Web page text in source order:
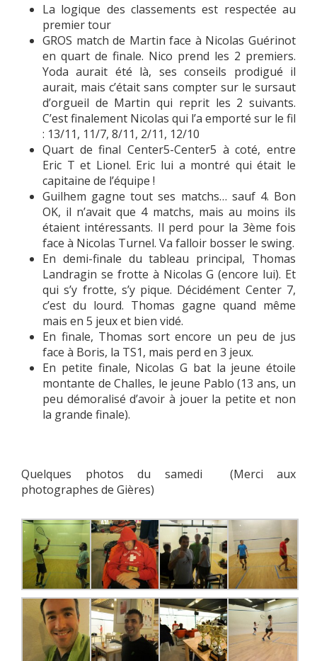
La logique des classements est respectée au
premier tour
GROS match de Martin face à Nicolas Guérinot
en quart de finale. Nico prend les 2 premiers.
Yoda aurait été là, ses conseils prodigué il
aurait, mais c’était sans compter sur le sursaut
d’orgueil de Martin qui reprit les 2 suivants.
C’est finalement Nicolas qui l’a emporté sur le fil
: 13/11, 11/7, 8/11, 2/11, 12/10
Quart de final Center5-Center5 à coté, entre
Eric T et Lionel. Eric lui a montré qui était le
capitaine de l’équipe !
Guilhem gagne tout ses matchs… sauf 4. Bon
OK, il n’avait que 4 matchs, mais au moins ils
étaient intéressants. Il perd pour la 3ème fois
face à Nicolas Turnel. Va falloir bosser le swing.
En demi-finale du tableau principal, Thomas
Landragin se frotte à Nicolas G (encore lui). Et
qui s’y frotte, s’y pique. Décidément Center 7,
c’est du lourd. Thomas gagne quand même
mais en 5 jeux et bien vidé.
En finale, Thomas sort encore un peu de jus
face à Boris, la TS1, mais perd en 3 jeux.
En petite finale, Nicolas G bat la jeune étoile
montante de Challes, le jeune Pablo (13 ans, un
peu démoralisé d’avoir à jouer la petite et non
la grande finale).
Quelques photos du samedi (Merci aux
photographes de Gières)